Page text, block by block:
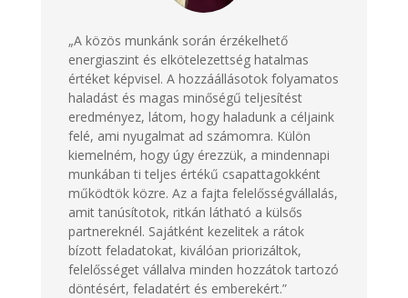
„A közös munkánk során érzékelhető
energiaszint és elkötelezettség hatalmas
értéket képvisel. A hozzáállásotok folyamatos
haladást és magas minőségű teljesítést
eredményez, látom, hogy haladunk a céljaink
felé, ami nyugalmat ad számomra. Külön
kiemelném, hogy úgy érezzük, a mindennapi
munkában ti teljes értékű csapattagokként
működtök közre. Az a fajta felelősségvállalás,
amit tanúsítotok, ritkán látható a külsős
partnereknél. Sajátként kezelitek a rátok
bízott feladatokat, kiválóan priorizáltok,
felelősséget vállalva minden hozzátok tartozó
döntésért, feladatért és emberekért.”